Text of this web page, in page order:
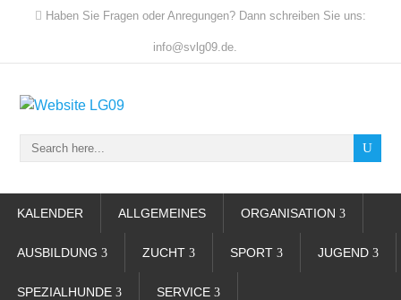
Haben Sie Fragen oder Anregungen? Dann schreiben Sie uns:
info@svlg09.de.
KALENDER ALLGEMEINES ORGANISATION
AUSBILDUNG ZUCHT SPORT JUGEND
SPEZIALHUNDE SERVICE